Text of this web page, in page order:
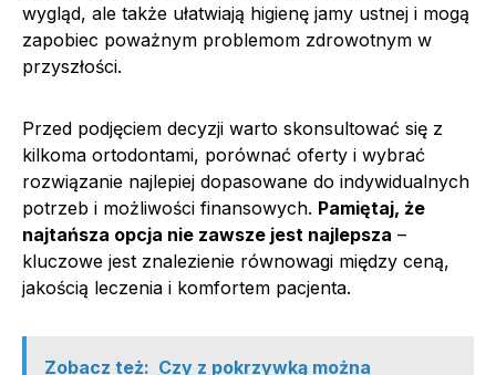
wygląd, ale także ułatwiają higienę jamy ustnej i mogą
zapobiec poważnym problemom zdrowotnym w
przyszłości.
Przed podjęciem decyzji warto skonsultować się z
kilkoma ortodontami, porównać oferty i wybrać
rozwiązanie najlepiej dopasowane do indywidualnych
potrzeb i możliwości finansowych. Pamiętaj, że
najtańsza opcja nie zawsze jest najlepsza –
kluczowe jest znalezienie równowagi między ceną,
jakością leczenia i komfortem pacjenta.
Zobacz też: Czy z pokrzywką można